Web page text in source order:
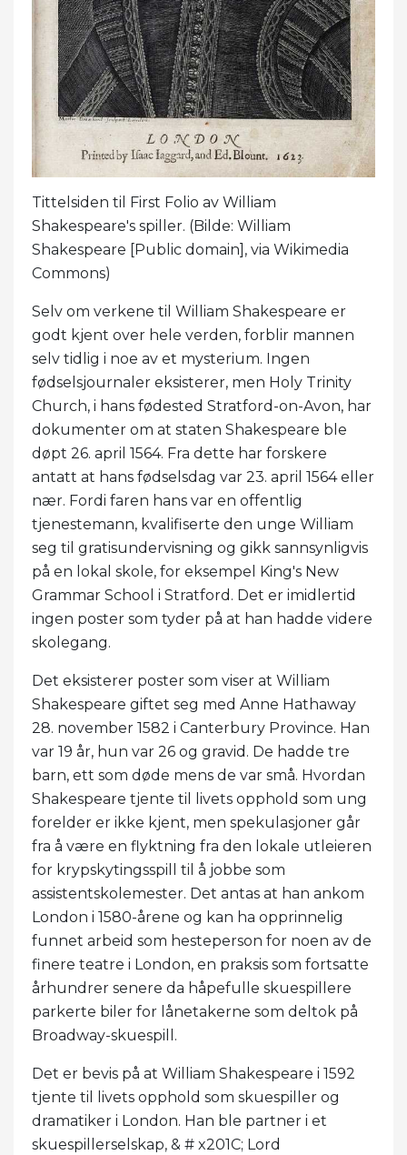
Tittelsiden til First Folio av William
Shakespeare's spiller. (Bilde: William
Shakespeare [Public domain], via Wikimedia
Commons)
Selv om verkene til William Shakespeare er
godt kjent over hele verden, forblir mannen
selv tidlig i noe av et mysterium. Ingen
fødselsjournaler eksisterer, men Holy Trinity
Church, i hans fødested Stratford-on-Avon, har
dokumenter om at staten Shakespeare ble
døpt 26. april 1564. Fra dette har forskere
antatt at hans fødselsdag var 23. april 1564 eller
nær. Fordi faren hans var en offentlig
tjenestemann, kvalifiserte den unge William
seg til gratisundervisning og gikk sannsynligvis
på en lokal skole, for eksempel King's New
Grammar School i Stratford. Det er imidlertid
ingen poster som tyder på at han hadde videre
skolegang.
Det eksisterer poster som viser at William
Shakespeare giftet seg med Anne Hathaway
28. november 1582 i Canterbury Province. Han
var 19 år, hun var 26 og gravid. De hadde tre
barn, ett som døde mens de var små. Hvordan
Shakespeare tjente til livets opphold som ung
forelder er ikke kjent, men spekulasjoner går
fra å være en flyktning fra den lokale utleieren
for krypskytingsspill til å jobbe som
assistentskolemester. Det antas at han ankom
London i 1580-årene og kan ha opprinnelig
funnet arbeid som hesteperson for noen av de
finere teatre i London, en praksis som fortsatte
århundrer senere da håpefulle skuespillere
parkerte biler for lånetakerne som deltok på
Broadway-skuespill.
Det er bevis på at William Shakespeare i 1592
tjente til livets opphold som skuespiller og
dramatiker i London. Han ble partner i et
skuespillerselskap, & # x201C; Lord